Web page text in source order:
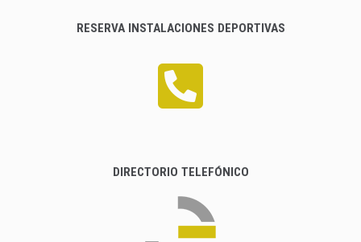
RESERVA INSTALACIONES DEPORTIVAS
DIRECTORIO TELEFÓNICO